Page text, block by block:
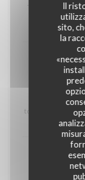
Il
sito,
la
Tartare de bœuf
et menthe,
Pain brioché,
tomates, oignons